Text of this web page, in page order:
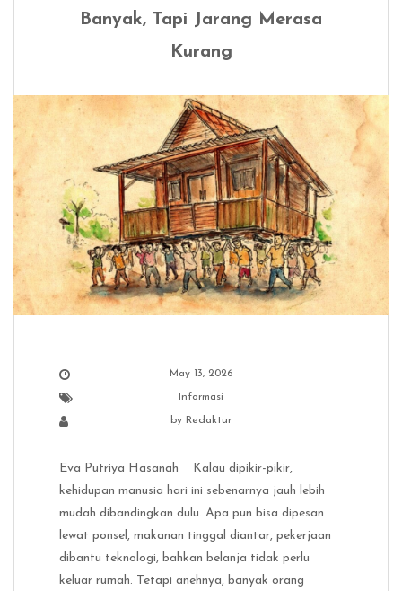
Banyak, Tapi Jarang Merasa
Kurang
May 13, 2026
Informasi
by Redaktur
Eva Putriya Hasanah Kalau dipikir-pikir,
kehidupan manusia hari ini sebenarnya jauh lebih
mudah dibandingkan dulu. Apa pun bisa dipesan
lewat ponsel, makanan tinggal diantar, pekerjaan
dibantu teknologi, bahkan belanja tidak perlu
keluar rumah. Tetapi anehnya, banyak orang